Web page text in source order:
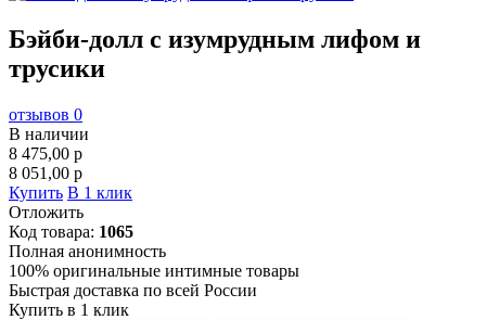
Бэйби-долл с изумрудным лифом и
трусики
отзывов 0
В наличии
8 475,00 p
8 051,00 p
Купить В 1 клик
Отложить
Код товара: 1065
Полная анонимность
100% оригинальные интимные товары
Быстрая доставка по всей России
Купить в 1 клик